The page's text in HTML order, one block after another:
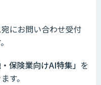
にお問い合わせ受付
保険業向けAI特集」 を
す。